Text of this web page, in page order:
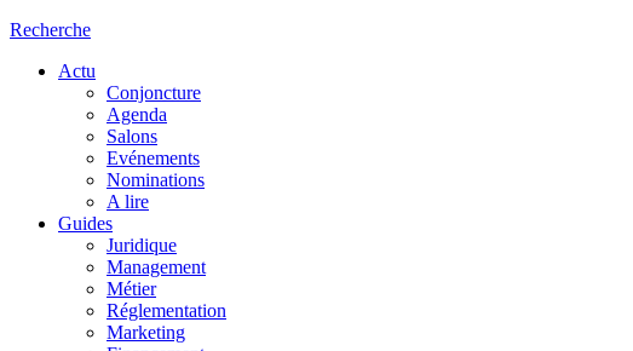
Recherche
Actu
Conjoncture
Agenda
Salons
Evénements
Nominations
A lire
Guides
Juridique
Management
Métier
Réglementation
Marketing